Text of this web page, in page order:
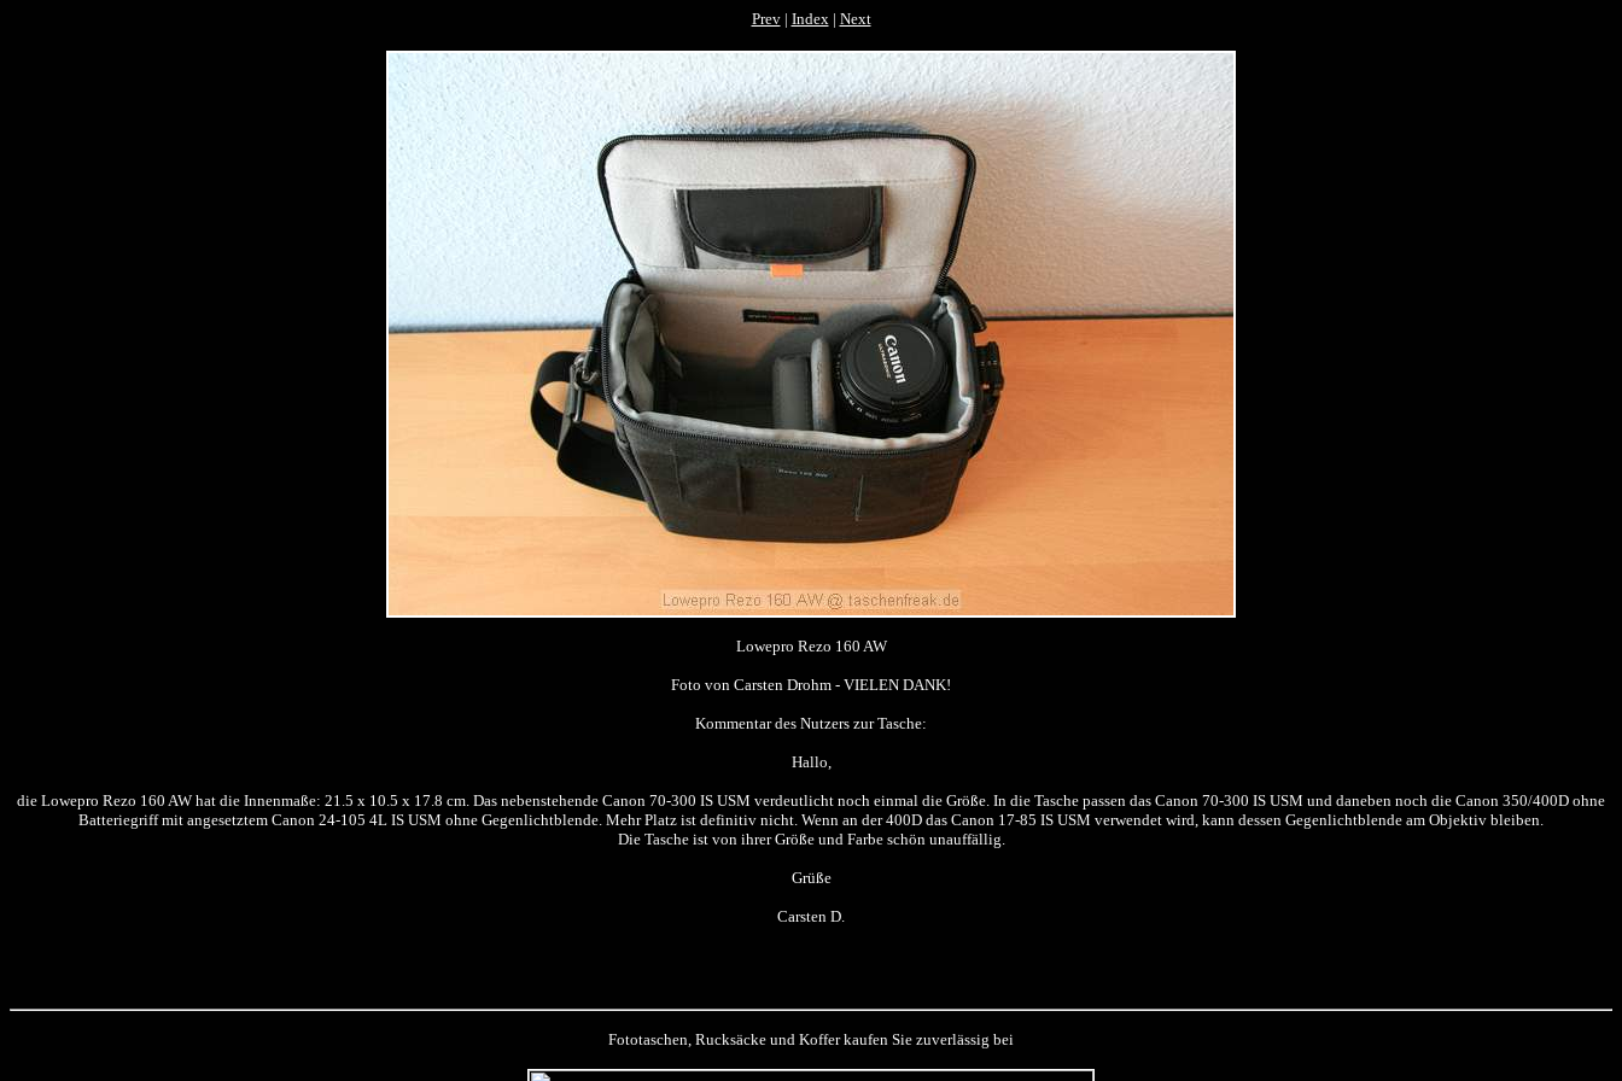
Prev| Index| Next
Lowepro Rezo 160 AW
Foto von Carsten Drohm - VIELEN DANK!
Kommentar des Nutzers zur Tasche:
Hallo,
die Lowepro Rezo 160 AW hat die Innenmaße: 21.5 x 10.5 x 17.8 cm. Das nebenstehende Canon 70-300 IS USM verdeutlicht noch einmal die Größe. In die Tasche passen das Canon 70-300 IS USM und daneben noch die Canon 350/400D ohne
Batteriegriff mit angesetztem Canon 24-105 4L IS USM ohne Gegenlichtblende. Mehr Platz ist definitiv nicht. Wenn an der 400D das Canon 17-85 IS USM verwendet wird, kann dessen Gegenlichtblende am Objektiv bleiben.
Die Tasche ist von ihrer Größe und Farbe schön unauffällig.
Grüße
Carsten D.
Fototaschen, Rucksäcke und Koffer kaufen Sie zuverlässig bei